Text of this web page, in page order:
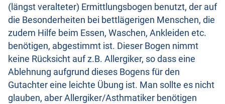
(längst veralteter) Ermittlungsbogen benutzt, der auf
die Besonderheiten bei bettlägerigen Menschen, die
zudem Hilfe beim Essen, Waschen, Ankleiden etc.
benötigen, abgestimmt ist. Dieser Bogen nimmt
keine Rücksicht auf z.B. Allergiker, so dass eine
Ablehnung aufgrund dieses Bogens für den
Gutachter eine leichte Übung ist. Man sollte es nicht
glauben, aber Allergiker/Asthmatiker benötigen